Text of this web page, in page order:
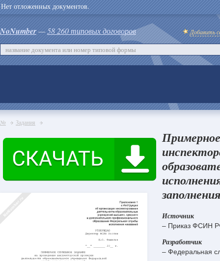
Нет отложенных документов.
NoNumber—58 260 типовых договоров Добавить
№ Задания
Источник
– Приказ ФСИН
Разработчик
– Федеральная